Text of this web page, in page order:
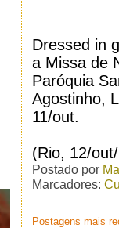
Dressed in
a Missa de
Paróquia
Agostinho,
11/out.
(Rio, 12/
Postado por
Marcadores:
Postagens mais